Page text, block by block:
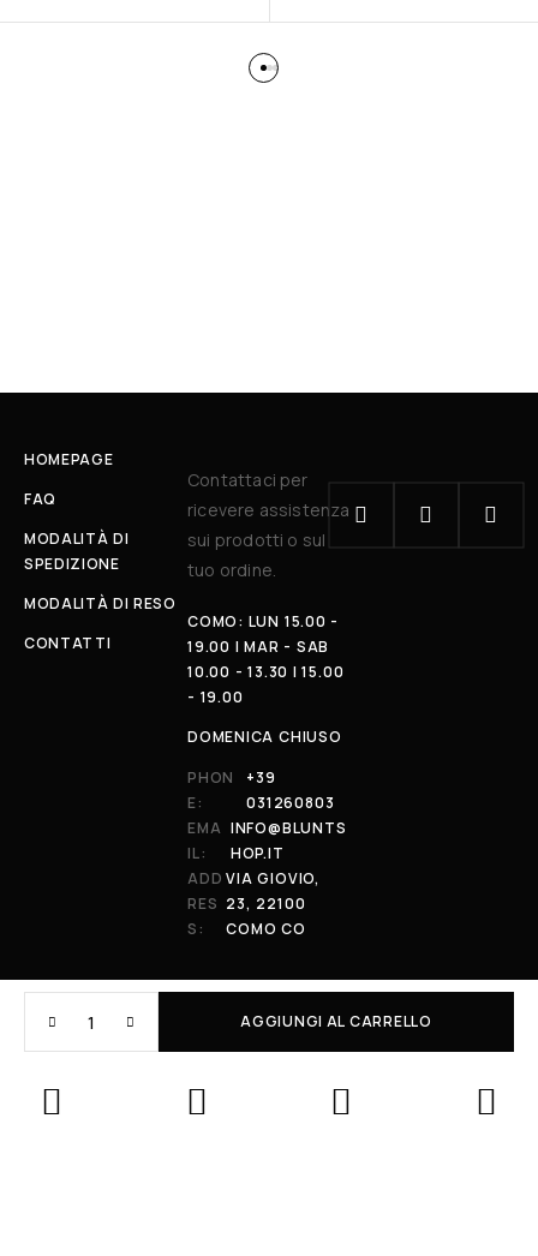
AGGIUNGI AL CARRELLO
HOMEPAGE
FAQ
MODALITÀ DI
SPEDIZIONE
MODALITÀ DI RESO
CONTATTI
Contattaci per
ricevere assistenza
sui prodotti o sul
tuo ordine.
COMO: LUN 15.00 -
19.00 | MAR - SAB
10.00 - 13.30 | 15.00
- 19.00
DOMENICA CHIUSO
PHON
E:
+39
031260803
EMA
IL:
INFO@BLUNTS
HOP.IT
ADD
RES
S:
VIA GIOVIO,
23, 22100
COMO CO
01848590038